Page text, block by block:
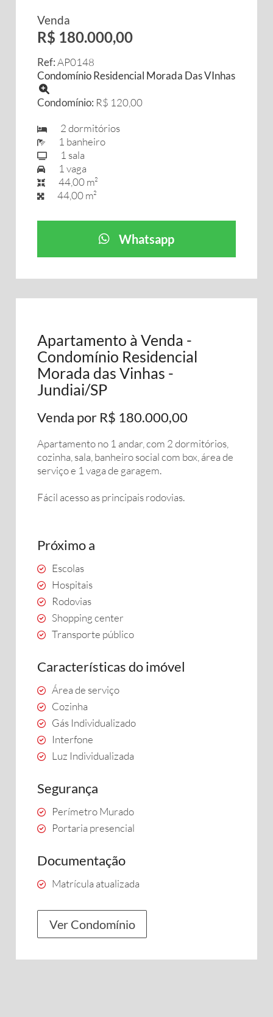
Venda
R$ 180.000,00
Ref:AP0148
Condomínio Residencial Morada Das VInhas
Condomínio: R$ 120,00
2 dormitórios
1 banheiro
1 sala
1 vaga
44,00 m²
44,00 m²
Whatsapp
Apartamento à Venda -
Condomínio Residencial
Morada das Vinhas -
Jundiai/SP
Venda por R$ 180.000,00
Apartamento no 1 andar, com 2 dormitórios,
cozinha, sala, banheiro social com box, área de
serviço e 1 vaga de garagem.
Fácil acesso as principais rodovias.
Próximo a
Escolas
Hospitais
Rodovias
Shopping center
Transporte público
Características do imóvel
Área de serviço
Cozinha
Gás Individualizado
Interfone
Luz Individualizada
Segurança
Perímetro Murado
Portaria presencial
Documentação
Matrícula atualizada
Ver Condomínio